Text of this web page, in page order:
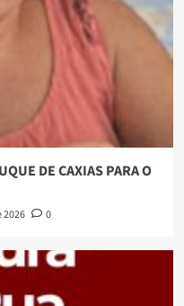
DE CAXIAS PARA O
2026 0